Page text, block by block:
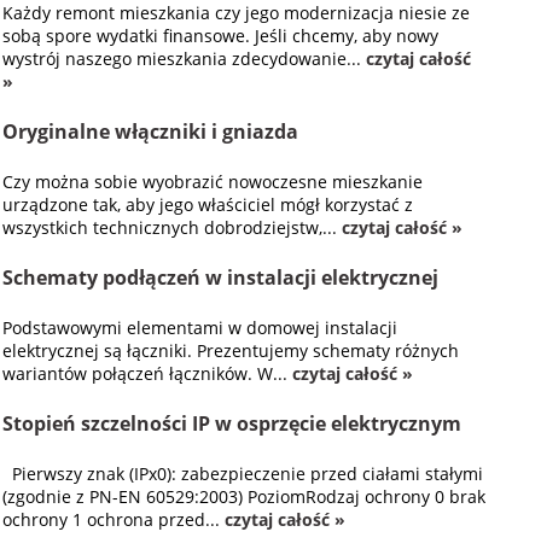
Każdy remont mieszkania czy jego modernizacja niesie ze
sobą spore wydatki finansowe. Jeśli chcemy, aby nowy
wystrój naszego mieszkania zdecydowanie...czytaj całość
»
Oryginalne włączniki i gniazda
Czy można sobie wyobrazić nowoczesne mieszkanie
urządzone tak, aby jego właściciel mógł korzystać z
wszystkich technicznych dobrodziejstw,...czytaj całość »
Schematy podłączeń w instalacji elektrycznej
Podstawowymi elementami w domowej instalacji
elektrycznej są łączniki. Prezentujemy schematy różnych
wariantów połączeń łączników. W...czytaj całość »
Stopień szczelności IP w osprzęcie elektrycznym
Pierwszy znak (IPx0): zabezpieczenie przed ciałami stałymi
(zgodnie z PN-EN 60529:2003) PoziomRodzaj ochrony 0 brak
ochrony 1 ochrona przed...czytaj całość »